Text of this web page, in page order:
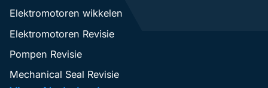
Elektromotoren wikkelen
Elektromotoren Revisie
Pompen Revisie
Mechanical Seal Revisie